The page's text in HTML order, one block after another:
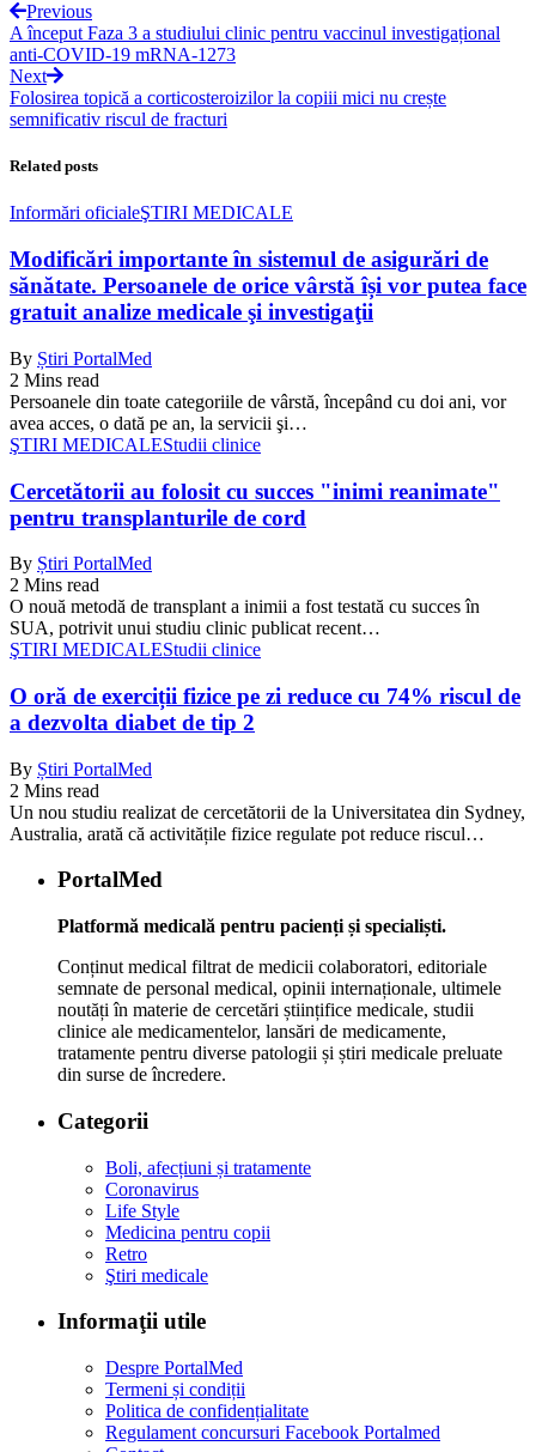
Previous
A început Faza 3 a studiului clinic pentru vaccinul investigațional
anti-COVID-19 mRNA-1273
Next
Folosirea topică a corticosteroizilor la copiii mici nu crește
semnificativ riscul de fracturi
Related posts
Informări oficialeŞTIRI MEDICALE
Modificări importante în sistemul de asigurări de
sănătate. Persoanele de orice vârstă își vor putea face
gratuit analize medicale şi investigaţii
By Știri PortalMed
2 Mins read
Persoanele din toate categoriile de vârstă, începând cu doi ani, vor
avea acces, o dată pe an, la servicii şi…
ŞTIRI MEDICALEStudii clinice
Cercetătorii au folosit cu succes "inimi reanimate"
pentru transplanturile de cord
By Știri PortalMed
2 Mins read
O nouă metodă de transplant a inimii a fost testată cu succes în
SUA, potrivit unui studiu clinic publicat recent…
ŞTIRI MEDICALEStudii clinice
O oră de exerciții fizice pe zi reduce cu 74% riscul de
a dezvolta diabet de tip 2
By Știri PortalMed
2 Mins read
Un nou studiu realizat de cercetătorii de la Universitatea din Sydney,
Australia, arată că activitățile fizice regulate pot reduce riscul…
PortalMed
Platformă medicală pentru pacienți și specialiști.
Conținut medical filtrat de medicii colaboratori, editoriale
semnate de personal medical, opinii internaționale, ultimele
noutăți în materie de cercetări științifice medicale, studii
clinice ale medicamentelor, lansări de medicamente,
tratamente pentru diverse patologii și știri medicale preluate
din surse de încredere.
Categorii
Boli, afecțiuni și tratamente
Coronavirus
Life Style
Medicina pentru copii
Retro
Ştiri medicale
Informaţii utile
Despre PortalMed
Termeni și condiții
Politica de confidențialitate
Regulament concursuri Facebook Portalmed